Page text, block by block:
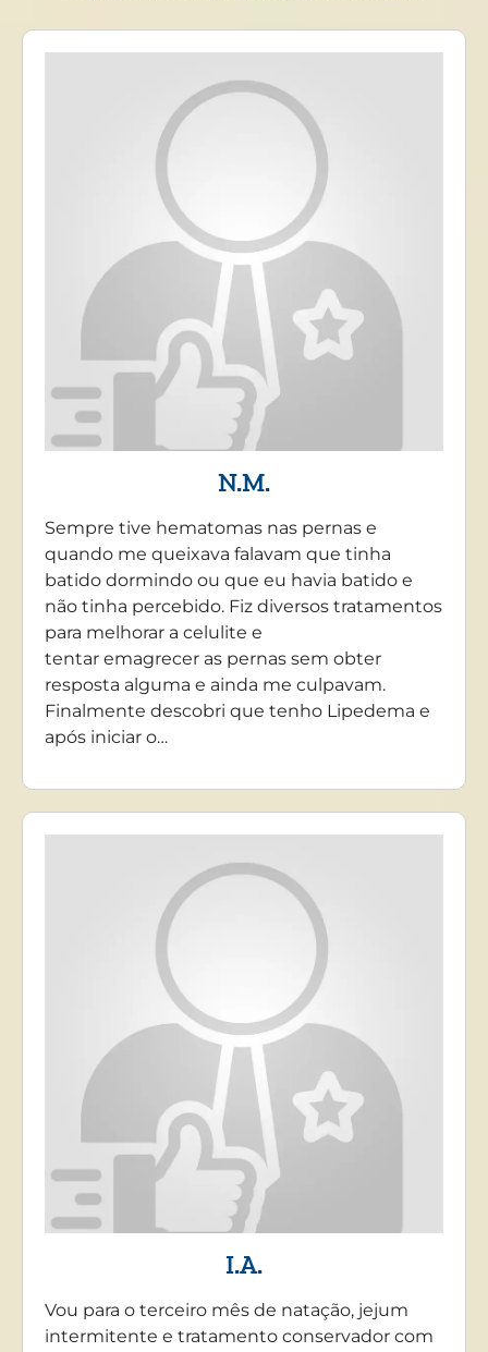
N.M.
Sempre tive hematomas nas pernas e
quando me queixava falavam que tinha
batido dormindo ou que eu havia batido e
não tinha percebido. Fiz diversos tratamentos
para melhorar a celulite e
tentar emagrecer as pernas sem obter
resposta alguma e ainda me culpavam.
Finalmente descobri que tenho Lipedema e
após iniciar o…
I.A.
Vou para o terceiro mês de natação, jejum
intermitente e tratamento conservador com